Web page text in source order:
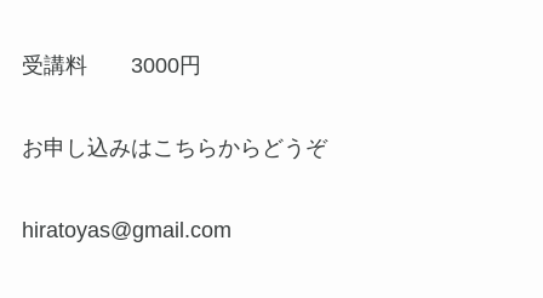
受講料 3000円
お申し込みはこちらからどうぞ
hiratoyas@gmail.com